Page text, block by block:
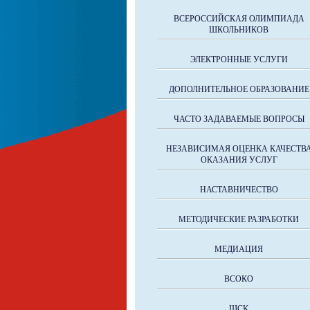
ВСЕРОССИЙСКАЯ ОЛИМПИАДА
ШКОЛЬНИКОВ
ЭЛЕКТРОННЫЕ УСЛУГИ
ДОПОЛНИТЕЛЬНОЕ ОБРАЗОВАНИЕ
ЧАСТО ЗАДАВАЕМЫЕ ВОПРОСЫ
НЕЗАВИСИМАЯ ОЦЕНКА
ОКАЗАНИЯ УСЛУГ
НАСТАВНИЧЕСТВО
МЕТОДИЧЕСКИЕ РАЗРАБОТКИ
МЕДИАЦИЯ
ВСОКО